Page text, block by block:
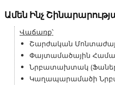
Ամեն Ինչ
Վաճառք՝
Շարժական
Փայտամածային
Նրբատախտակ
Կաղապարամածի